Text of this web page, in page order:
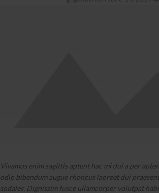
Vivamus enim sagittis aptent hac mi dui a per
odio bibendum augue rhoncus laoreet dui
sodales. Dignissim fusce ullamcorper volutpat